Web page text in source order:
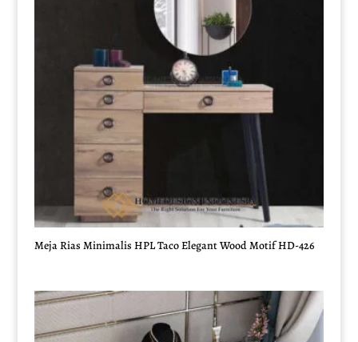
Meja Rias Minimalis HPL Taco Elegant Wood Motif HD-426